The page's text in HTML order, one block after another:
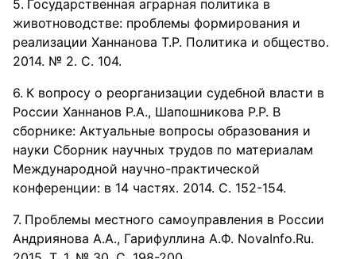
Государственная аграрная политика в
животноводстве: проблемы формирования и
реализации Ханнанова Т.Р. Политика и общество.
2014. № 2. С. 104.
К вопросу о реорганизации судебной власти в
России Ханнанов Р.А., Шапошникова Р.Р. В
сборнике: Актуальные вопросы образования и
науки Сборник научных трудов по материалам
Международной научно-практической
конференции: в 14 частях. 2014. С. 152-154.
Проблемы местного самоуправления в России
Андриянова А.А., Гарифуллина А.Ф. NovaInfo.Ru.